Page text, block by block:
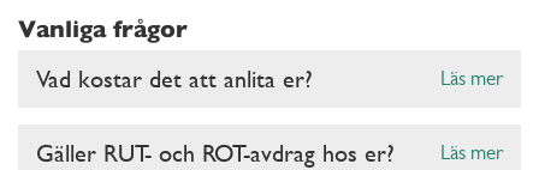
Vanliga frågor
Vad kostar det att anlita er? Läs mer
Gäller RUT- och ROT-avdrag hos er? Läs mer